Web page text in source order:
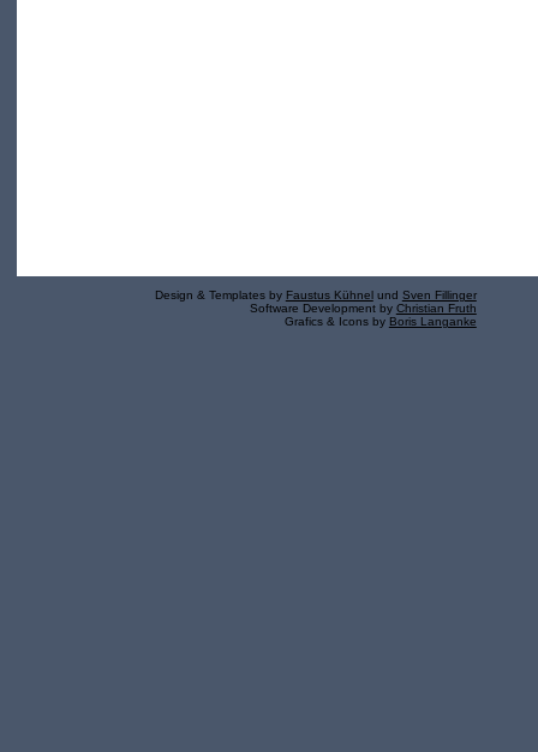
Design & Templates by Faustus Kühnel und Sven Fillinger
Software Development by Christian Fruth
Grafics & Icons by Boris Langanke